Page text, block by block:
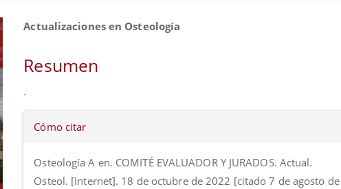
Contenido
del
Actualizaciones en Osteología
Resumen
.
Detalles
del
artículo
Cómo citar
Osteología A en. COMITÉ EVALUADOR Y JURADOS. Actual.
Osteol. [Internet]. 18 de octubre de 2022 [citado 7 de agosto de